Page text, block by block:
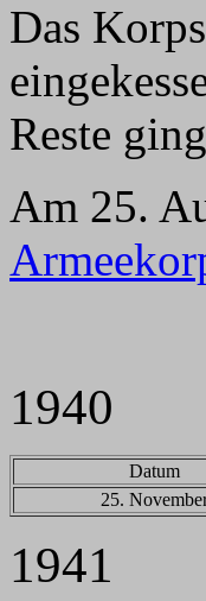
Das
Reste
Am 25.
1940
Datum
25.
1941